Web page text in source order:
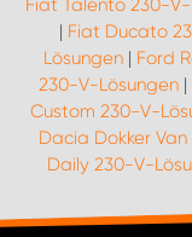
Fiat Talento 230-
| Fiat Ducato
Lösungen| Ford
230-V-Lösungen|
Custom 230-V-
Dacia Dokker
Daily 230-V-